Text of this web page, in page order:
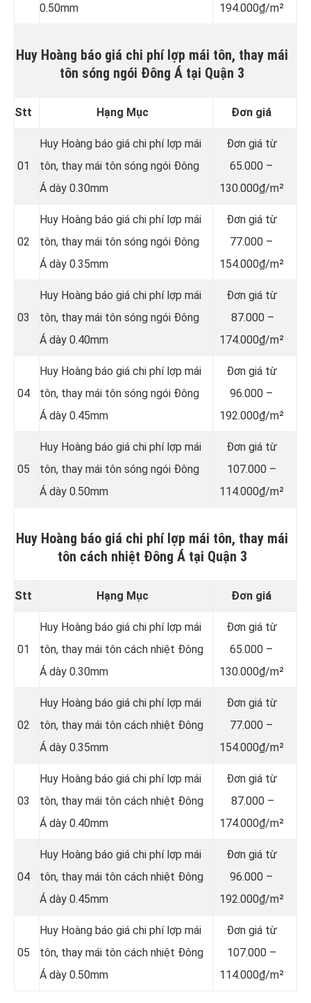
0.50mm
194.000₫/m²
Huy Hoàng báo giá chi phí lợp mái tôn, thay mái
tôn sóng ngói Đông Á tại Quận 3
Stt Hạng Mục Đơn giá
01
Huy Hoàng báo giá chi phí lợp mái
tôn, thay mái tôn sóng ngói Đông
Á dày 0.30mm
Đơn giá từ
65.000 –
130.000₫/m²
02
Huy Hoàng báo giá chi phí lợp mái
tôn, thay mái tôn sóng ngói Đông
Á dày 0.35mm
Đơn giá từ
77.000 –
154.000₫/m²
03
Huy Hoàng báo giá chi phí lợp mái
tôn, thay mái tôn sóng ngói Đông
Á dày 0.40mm
Đơn giá từ
87.000 –
174.000₫/m²
04
Huy Hoàng báo giá chi phí lợp mái
tôn, thay mái tôn sóng ngói Đông
Á dày 0.45mm
Đơn giá từ
96.000 –
192.000₫/m²
05
Huy Hoàng báo giá chi phí lợp mái
tôn, thay mái tôn sóng ngói Đông
Á dày 0.50mm
Đơn giá từ
107.000 –
114.000₫/m²
Huy Hoàng báo giá chi phí lợp mái tôn, thay mái
tôn cách nhiệt Đông Á tại Quận 3
Stt Hạng Mục Đơn giá
01
Huy Hoàng báo giá chi phí lợp mái
tôn, thay mái tôn cách nhiệt Đông
Á dày 0.30mm
Đơn giá từ
65.000 –
130.000₫/m²
02
Huy Hoàng báo giá chi phí lợp mái
tôn, thay mái tôn cách nhiệt Đông
Á dày 0.35mm
Đơn giá từ
77.000 –
154.000₫/m²
03
Huy Hoàng báo giá chi phí lợp mái
tôn, thay mái tôn cách nhiệt Đông
Á dày 0.40mm
Đơn giá từ
87.000 –
174.000₫/m²
04
Huy Hoàng báo giá chi phí lợp mái
tôn, thay mái tôn cách nhiệt Đông
Á dày 0.45mm
Đơn giá từ
96.000 –
192.000₫/m²
05
Huy Hoàng báo giá chi phí lợp mái
tôn, thay mái tôn cách nhiệt Đông
Á dày 0.50mm
Đơn giá từ
107.000 –
114.000₫/m²